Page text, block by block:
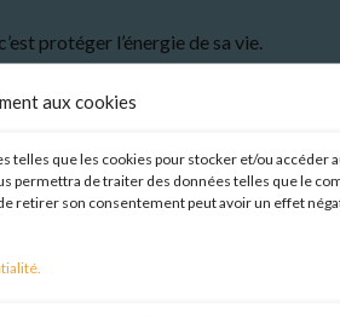
aux cookies
que les cookies pour stocker et/ou accéder
permettra de traiter des données telles que le
retirer son consentement peut avoir un effet
protéger l’énergie de sa vie.
de biens et de responsabilités.